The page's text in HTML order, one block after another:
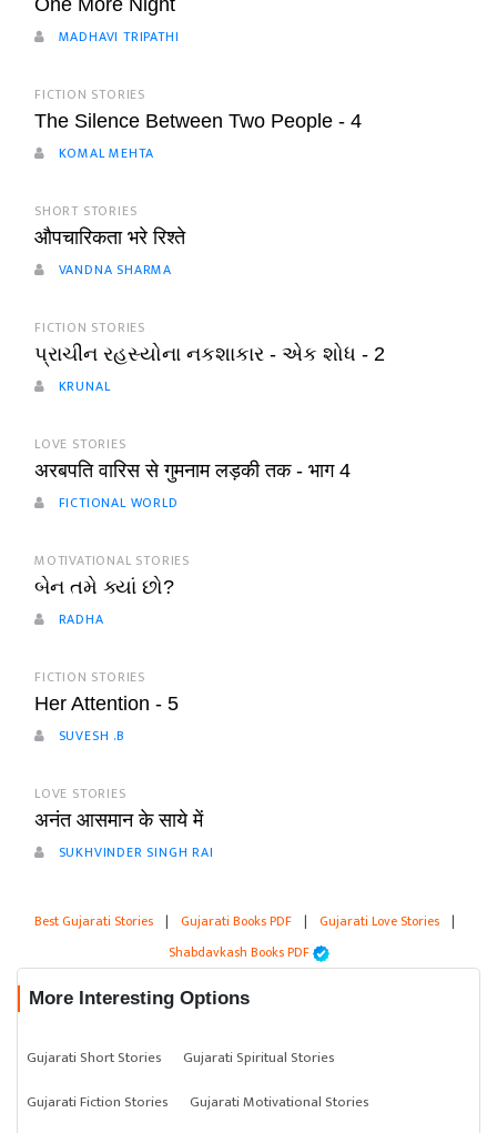
One More Night
MADHAVI TRIPATHI
FICTION STORIES
The Silence Between Two People - 4
KOMAL MEHTA
SHORT STORIES
औपचारिकता भरे रिश्ते
VANDNA SHARMA
FICTION STORIES
પ્રાચીન રહસ્યોના નકશાકાર - એક શોધ - 2
KRUNAL
LOVE STORIES
अरबपति वारिस से गुमनाम लड़की तक - भाग 4
FICTIONAL WORLD
MOTIVATIONAL STORIES
બેન તમે ક્યાં છો?
RADHA
FICTION STORIES
Her Attention - 5
SUVESH .B
LOVE STORIES
अनंत आसमान के साये में
SUKHVINDER SINGH RAI
Best Gujarati Stories | Gujarati Books PDF | Gujarati Love Stories |
Shabdavkash Books PDF
More Interesting Options
Gujarati Short Stories
Gujarati Spiritual Stories
Gujarati Fiction Stories
Gujarati Motivational Stories